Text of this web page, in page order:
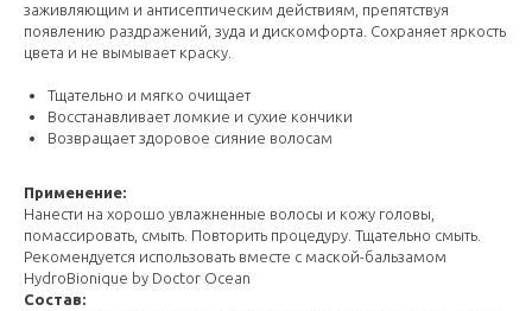
заживляющим и антисептическим действиям, препятствуя
появлению раздражений, зуда и дискомфорта. Сохраняет яркость
цвета и не вымывает краску.
Тщательно и мягко очищает
Восстанавливает ломкие и сухие кончики
Возвращает здоровое сияние волосам
Применение:
Нанести на хорошо увлажненные волосы и кожу головы,
помассировать, смыть. Повторить процедуру. Тщательно смыть.
Рекомендуется использовать вместе с маской-бальзамом
HydroBionique by Doctor Ocean
Состав: